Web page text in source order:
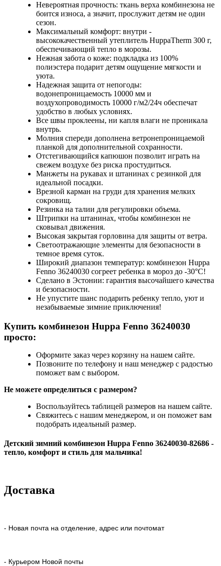
Невероятная прочность: ткань верха комбинезона не
боится износа, а значит, прослужит детям не один
сезон.
Максимальный комфорт: внутри -
высококачественный утеплитель HuppaTherm 300 г,
обеспечивающий тепло в морозы.
Нежная забота о коже: подкладка из 100%
полиэстера подарит детям ощущение мягкости и
уюта.
Надежная защита от непогоды:
водонепроницаемость 10000 мм и
воздухопроводимость 10000 г/м2/24ч обеспечат
удобство в любых условиях.
Все швы проклеены, ни капля влаги не проникала
внутрь.
Молния спереди дополнена ветронепроницаемой
планкой для дополнительной сохранности.
Отстегивающийся капюшон позволит играть на
свежем воздухе без риска простудиться.
Манжеты на рукавах и штанинах с резинкой для
идеальной посадки.
Врезной карман на груди для хранения мелких
сокровищ.
Резинка на талии для регулировки объема.
Штрипки на штанинах, чтобы комбинезон не
сковывал движения.
Высокая закрытая горловина для защиты от ветра.
Светоотражающие элементы для безопасности в
темное время суток.
Широкий диапазон температур: комбинезон Huppa
Fenno 36240030 согреет ребенка в мороз до -30°C!
Сделано в Эстонии: гарантия высочайшего качества
и безопасности.
Не упустите шанс подарить ребенку тепло, уют и
незабываемые зимние приключения!
Купить комбинезон Huppa Fenno 36240030
просто:
Оформите заказ через корзину на нашем сайте.
Позвоните по телефону и наш менеджер с радостью
поможет вам с выбором.
Не можете определиться с размером?
Воспользуйтесь таблицей размеров на нашем сайте.
Свяжитесь с нашим менеджером, и он поможет вам
подобрать идеальный размер.
Детский зимний комбинезон Huppa Fenno 36240030-82686 -
тепло, комфорт и стиль для мальчика!
Доставка
- Новая почта на отделение, адрес или почтомат
- Курьером Новой почты